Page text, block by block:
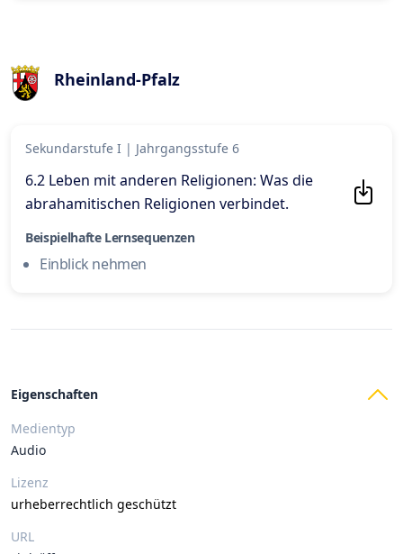
Rheinland-Pfalz
Sekundarstufe I | Jahrgangsstufe 6
6.2 Leben mit anderen Religionen: Was die
abrahamitischen Religionen verbindet.
Beispielhafte Lernsequenzen
Einblick nehmen
Eigenschaften
Medientyp
Audio
Lizenz
urheberrechtlich geschützt
URL